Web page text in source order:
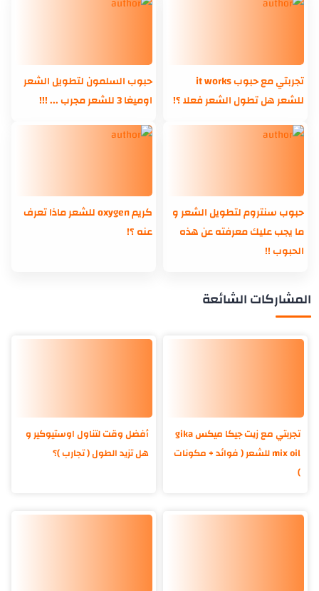
تجربتي مع حبوب it works
للشعر هل تطول الشعر فعلا ؟!
حبوب السلمون لتطويل الشعر
اوميغا 3 للشعر مجرب ... !!!
حبوب سنتروم لتطويل الشعر و
ما يجب عليك معرفته عن هذه
الحبوب !!
كريم oxygen للشعر ماذا تعرف
عنه ؟!
المشاركات الشائعة
تجربتي مع زيت جيكا ميكس gika
mix oil للشعر ( فوائد + مكونات
أفضل وقت لتناول اوستيوكير و
هل تزيد الطول ( تجارب )؟